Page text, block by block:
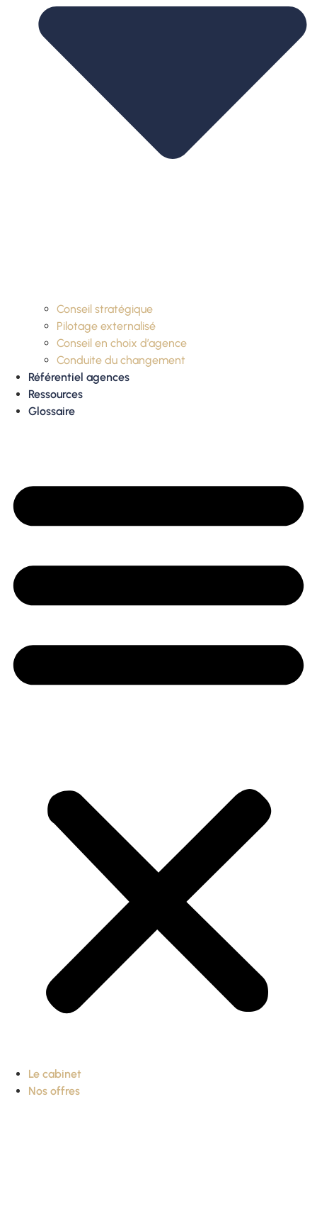
Conseil stratégique
Pilotage externalisé
Conseil en choix d’agence
Conduite du changement
Référentiel agences
Ressources
Glossaire
Le cabinet
Nos offres